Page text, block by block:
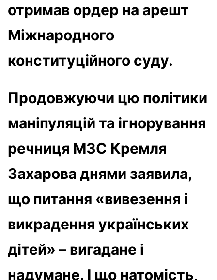
отримав ордер на арешт
Міжнародного
конституційного суду.
Продовжуючи цю політики
маніпуляцій та ігнорування
речниця МЗС Кремля
Захарова днями заявила,
що питання «вивезення і
викрадення українських
дітей» – вигадане і
надумане. І що натомість,